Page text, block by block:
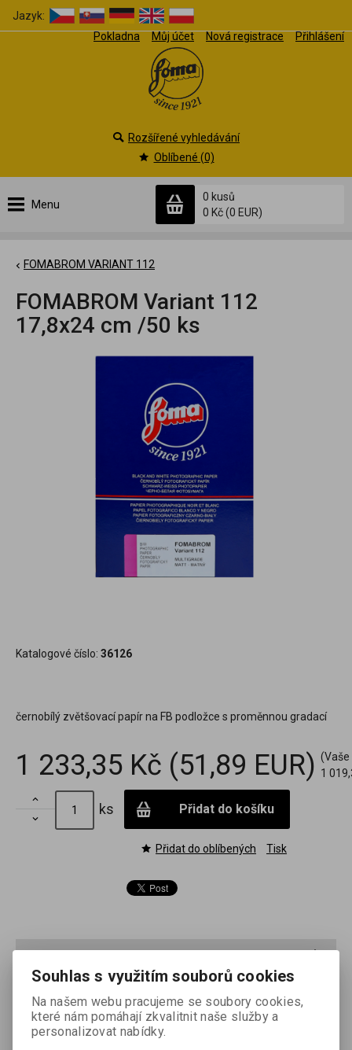
Jazyk:
Pokladna
Můj účet Nová registrace Přihlášení
Menu
0 kusů
0 Kč(0 EUR)
Rozšířené vyhledávání
Oblíbené (0)
FOMABROM VARIANT 112
FOMABROM Variant 112
17,8x24 cm /50 ks
Katalogové číslo: 36126
černobílý zvětšovací papír na FB podložce s proměnnou gradací
1 233,35 Kč (51,89 EUR) (Vaše
1


ks Přidat do košíku
Přidat do oblíbených Tisk
FOMABROM VARIANT je univerzální černobílý papír vyrobený
na barytované papírové podložce. Jeho gradace se mění při
expozici pomocí barevných filtrů v širokém rozmezí od extra
Souhlas s využitím souborů cookies
Na našem webu pracujeme se soubory cookies,
které nám pomáhají zkvalitnit naše služby a
personalizovat nabídky.